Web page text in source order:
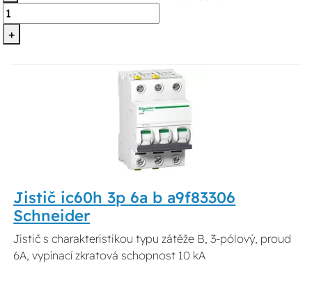
+
Jistič ic60h 3p 6a b a9f83306
Schneider
Jistič s charakteristikou typu zátěže B, 3-pólový, proud
6A, vypínací zkratová schopnost 10 kA